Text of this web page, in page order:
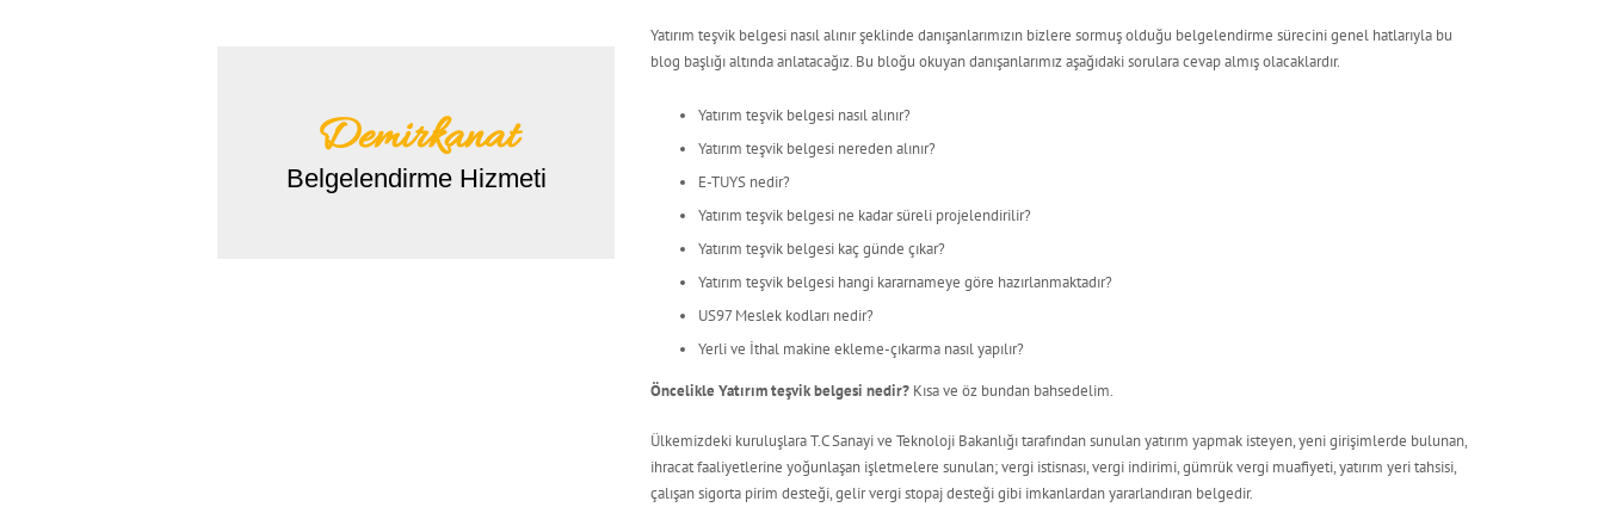
Demirkanat
Belgelendirme Hizmeti
Yatırım teşvik belgesi nasıl alınır şeklinde danışanlarımızın bizlere sormuş olduğu belgelendirme sürecini genel hatlarıyla bu
blog başlığı altında anlatacağız. Bu bloğu okuyan danışanlarımız aşağıdaki sorulara cevap almış olacaklardır.
Yatırım teşvik belgesi nasıl alınır?
Yatırım teşvik belgesi nereden alınır?
E-TUYS nedir?
Yatırım teşvik belgesi ne kadar süreli projelendirilir?
Yatırım teşvik belgesi kaç günde çıkar?
Yatırım teşvik belgesi hangi kararnameye göre hazırlanmaktadır?
US97 Meslek kodları nedir?
Yerli ve İthal makine ekleme-çıkarma nasıl yapılır?
Öncelikle Yatırım teşvik belgesi nedir? Kısa ve öz bundan bahsedelim.
Ülkemizdeki kuruluşlara T.C Sanayi ve Teknoloji Bakanlığı tarafından sunulan yatırım yapmak isteyen, yeni girişimlerde bulunan,
ihracat faaliyetlerine yoğunlaşan işletmelere sunulan; vergi istisnası, vergi indirimi, gümrük vergi muafiyeti, yatırım yeri tahsisi,
çalışan sigorta pirim desteği, gelir vergi stopaj desteği gibi imkanlardan yararlandıran belgedir.